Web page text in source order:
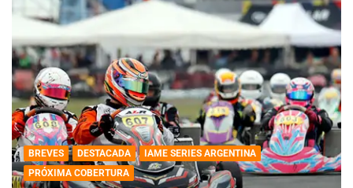
BREVES DESTACADA
IAME SERIES ARGENTINA
PRÓXIMA COBERTURA